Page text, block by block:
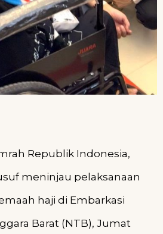
Republik Indonesia,
meninjau pelaksanaan
haji di Embarkasi
Barat (NTB), Jumat